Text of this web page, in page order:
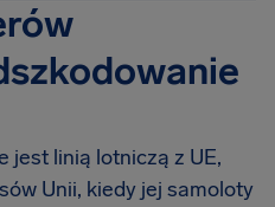
jest linią lotniczą z UE,
Unii, kiedy jej samoloty